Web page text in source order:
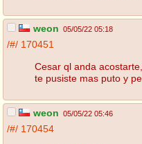
weon 05/05/22 05:18
/#/ 170451
Cesar ql anda
te pusiste mas puto y
weon 05/05/22 05:46
/#/ 170454